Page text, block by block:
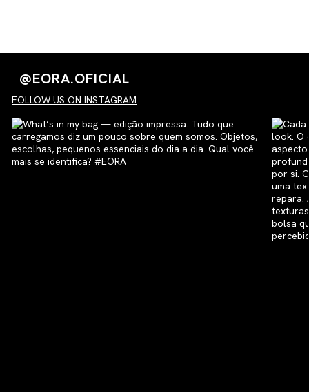
@EORA.OFICIAL
FOLLOW US ON INSTAGRAM